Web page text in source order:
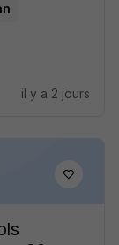
il y a 2 jours